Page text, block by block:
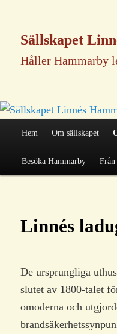
Sällskapet
Håller Hammarby
Huvudmeny
Hoppa
huvudinnehåll
Hem Om sällskapet
Besöka Hammarby Från
Linnés
De ursprungliga
slutet av 1800-talet
omoderna och